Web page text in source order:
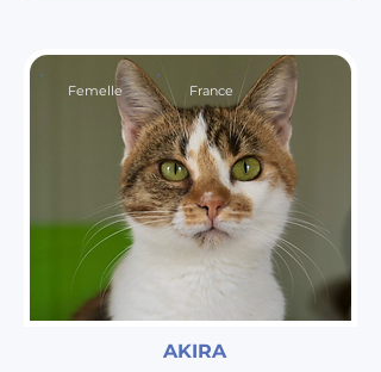
Femelle France
AKIRA